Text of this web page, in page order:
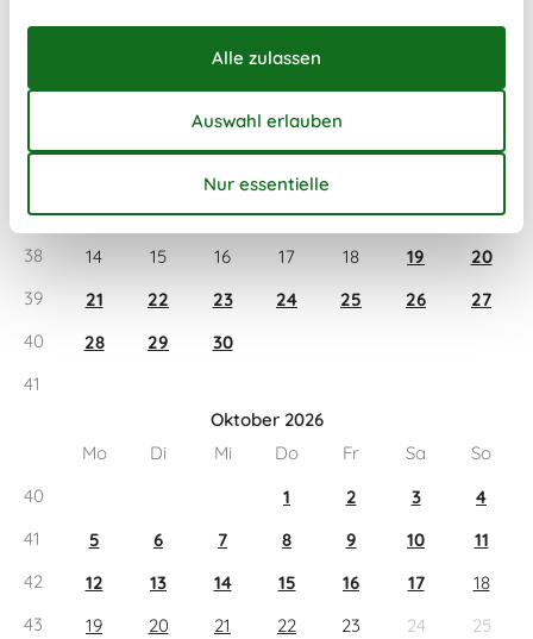
September 2026
Mi Do
37
7 8 9 10 11 12
13
38
14 15 16 17 18 19
20
39
21 22 23 24 25 26
27
40
28 29
30
41
Oktober 2026
Mo
Di Mi Do Fr Sa
So
40
1 2 3
4
41
5 6 7 8 9 10
11
42
12 13 14 15 16 17
18
43
19 20 21 22 23 24
25